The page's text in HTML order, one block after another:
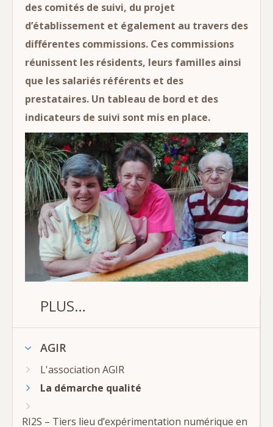
des comités de suivi, du projet
d’établissement et également au travers des
différentes commissions. Ces commissions
réunissent les résidents, leurs familles ainsi
que les salariés référents et des
prestataires. Un tableau de bord et des
indicateurs de suivi sont mis en place.
PLUS…
AGIR
L'association AGIR
La démarche qualité
RI2S – Tiers lieu d’expérimentation numérique en